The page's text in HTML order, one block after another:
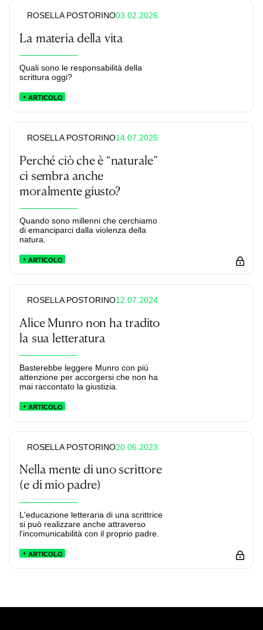
ROSELLA POSTORINO03.02.2026
La materia della vita
Quali sono le responsabilità della
scrittura oggi?
ARTICOLO
ROSELLA POSTORINO14.07.2025
Perché ciò che è “naturale”
ci sembra anche
moralmente giusto?
Quando sono millenni che cerchiamo
di emanciparci dalla violenza della
natura.
ARTICOLO
ROSELLA POSTORINO12.07.2024
Alice Munro non ha tradito
la sua letteratura
Basterebbe leggere Munro con più
attenzione per accorgersi che non ha
mai raccontato la giustizia.
ARTICOLO
ROSELLA POSTORINO20.06.2023
Nella mente di uno scrittore
(e di mio padre)
L'educazione letteraria di una scrittrice
si può realizzare anche attraverso
l'incomunicabilità con il proprio padre.
ARTICOLO